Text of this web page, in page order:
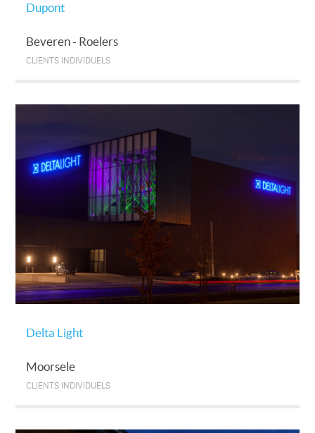
Dupont
Beveren - Roelers
CLIENTS INDIVIDUELS
Delta Light
Moorsele
CLIENTS INDIVIDUELS